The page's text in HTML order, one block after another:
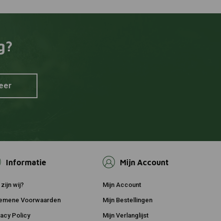
Informatie
zijn wij?
Voorwaarden
Policy
Mijn Account
Mijn Account
Mijn Bestellingen
Mijn Verlanglijst